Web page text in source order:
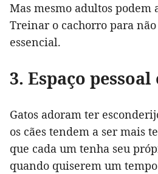
Mas mesmo adultos podem
Treinar o cachorro para
essencial.
3. Espaço pessoal
Gatos adoram ter
os cães tendem a ser mais
que cada um tenha seu
quando quiserem um